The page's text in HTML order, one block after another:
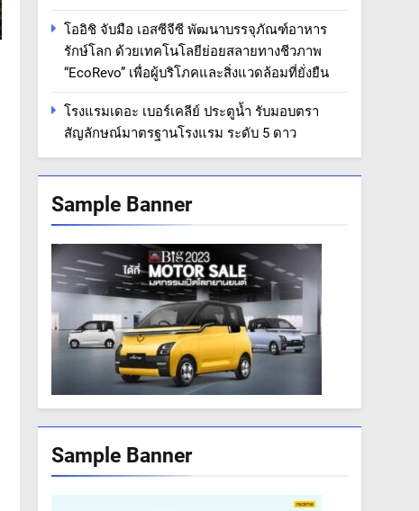
โออิชิ จับมือ เอสซีจีซี พัฒนาบรรจุภัณฑ์อาหาร
รักษ์โลก ด้วยเทคโนโลยีย่อยสลายทางชีวภาพ
“EcoRevo” เพื่อผู้บริโภคและสิ่งแวดล้อมที่ยั่งยืน
โรงแรมเดอะ เบอร์เคลีย์ ประตูน้ำ รับมอบตรา
สัญลักษณ์มาตรฐานโรงแรม ระดับ 5 ดาว
Sample Banner
Sample Banner